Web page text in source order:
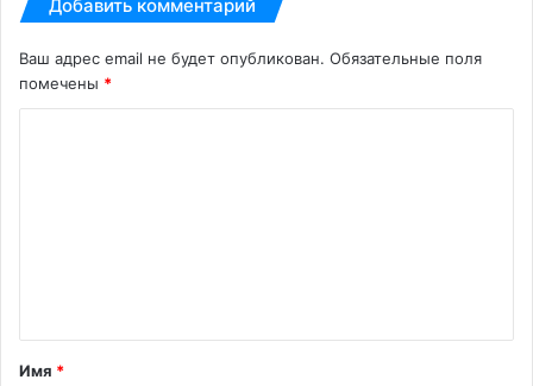
Добавить комментарий
Ваш адрес email не будет опубликован. Обязательные поля
помечены *
т
а
Имя *